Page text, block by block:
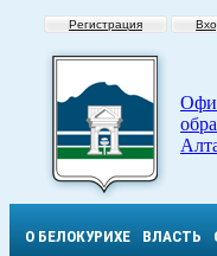
Регистрация
О БЕЛОКУРИХЕ ВЛАСТЬ